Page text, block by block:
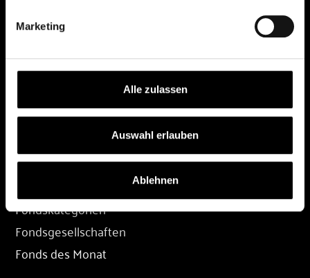
Marketing
Alle zulassen
Auswahl erlauben
Ablehnen
Depot eröffnen
Depot übertragen
Konditionen
FONDS
Fondskategorien
Fondsgesellschaften
Fonds des Monat